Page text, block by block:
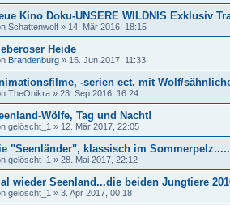
Kino Doku-UNSERE WILDNIS Exklusiv
Schattenwolf » 14. Mär 2016, 18:15
Heide
Brandenburg » 15. Jun 2017, 11:33
-serien ect. mit Wolf/
TheOnikra » 23. Sep 2016, 16:24
Wölfe, Tag und Nacht!
gelöscht_1 » 12. Mär 2017, 22:05
"Seenländer", klassisch im Sommerpelz.....
gelöscht_1 » 28. Mai 2017, 22:12
wieder Seenland...die beiden Jungtiere
gelöscht_1 » 3. Apr 2017, 00:18